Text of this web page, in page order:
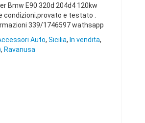
Bmw E90 320d 204d4 120kw
condizioni,provato e testato .
339/1746597 wathsapp
Auto, Sicilia, In vendita,
, Ravanusa